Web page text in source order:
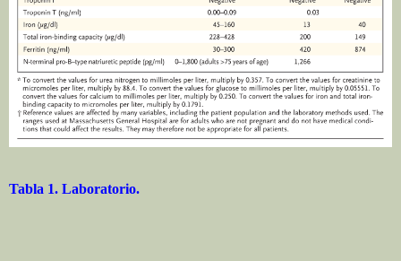
Tabla 1. Laboratorio.